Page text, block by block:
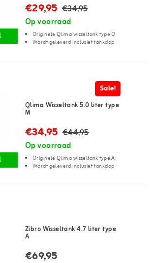
€29,95 €34,95
Op voorraad
Originele Qlima wisseltank type O
Wordt geleverd inclusief tankdop
Sale!
Qlima Wisseltank 5.0 liter type
M
€34,95 €44,95
Op voorraad
Originele Qlima wisseltank type A
Wordt geleverd inclusief tankdop
Zibro Wisseltank 4.7 liter type
A
€69,95